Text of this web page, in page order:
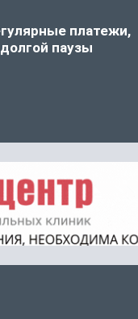
платежи,
паузы